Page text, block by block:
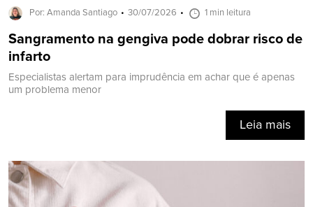
Por: Amanda Santiago 30/07/2026 1 min leitura
Sangramento na gengiva pode dobrar risco de
infarto
Especialistas alertam para imprudência em achar que é apenas
um problema menor
Leia mais